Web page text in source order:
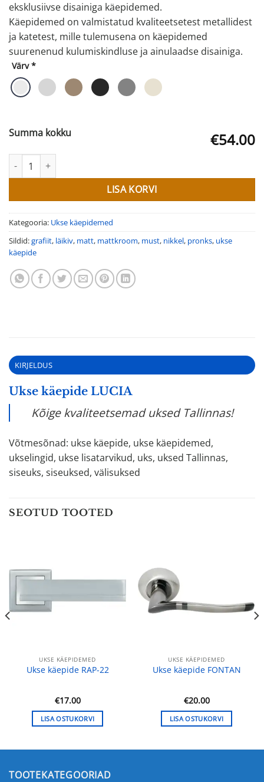
eksklusiivse disainiga käepidemed.
Käepidemed on valmistatud kvaliteetsetest metallidest
ja katetest, mille tulemusena on käepidemed
suurenenud kulumiskindluse ja ainulaadse disainiga.
Värv *
Summa kokku €54.00
Ukse käepide LUCIA kogus
LISA KORVI
Kategooria: Ukse käepidemed
Sildid:grafiit, läikiv, matt, mattkroom, must, nikkel, pronks, ukse
käepide
KIRJELDUS
Ukse käepide LUCIA
Kõige kvaliteetsemad uksed Tallinnas!
Võtmesõnad: ukse käepide, ukse käepidemed,
ukselingid, ukse lisatarvikud, uks, uksed Tallinnas,
siseuks, siseuksed, välisuksed
SEOTUD TOOTED
UKSE KÄEPIDEMED
Ukse käepide RAP-22
€17.00
LISA OSTUKORVI
UKSE KÄEPIDEMED
Ukse käepide FONTAN
€20.00
LISA OSTUKORVI
TOOTEKATEGOORIAD